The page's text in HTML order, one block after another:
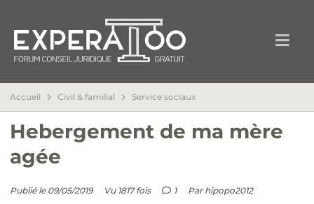
Accueil Civil & familial Service sociaux
Hebergement de ma mère
agée
Publié le 09/05/2019 Vu 1817 fois 1 Par hipopo2012